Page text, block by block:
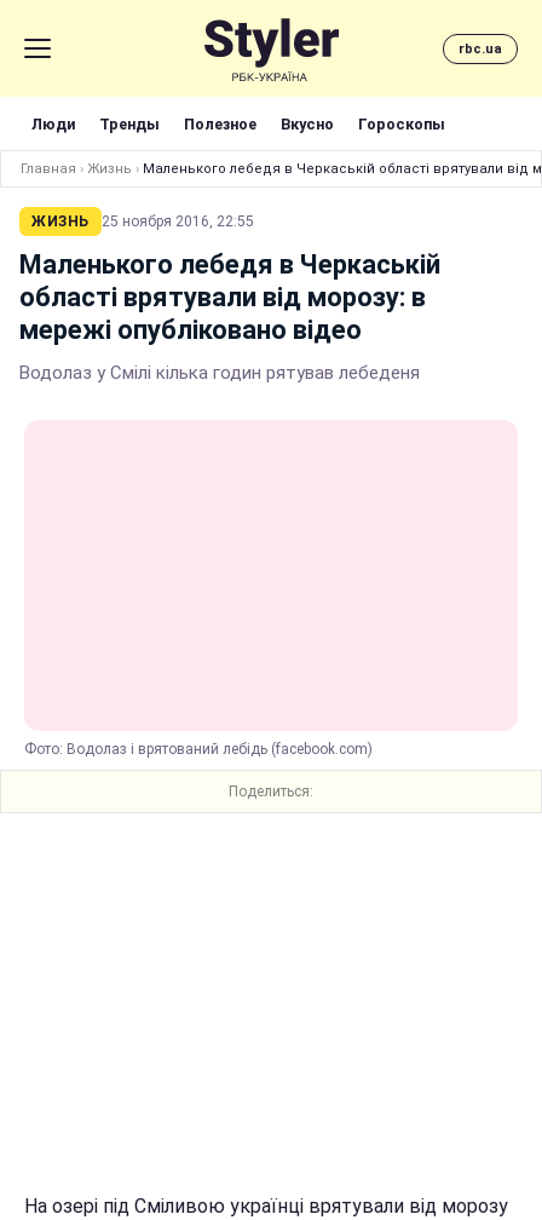
rbc.ua
Люди Тренды Полезное Вкусно Гороскопы
Главная › Жизнь › Маленького лебедя в Черкаській області врятували від
ЖИЗНЬ 25 ноября 2016, 22:55
Маленького лебедя в Черкаській
області врятували від морозу: в
мережі опубліковано відео
Водолаз у Смілі кілька годин рятував лебеденя
Фото: Водолаз і врятований лебідь (facebook.com)
Поделиться:
На озері під Сміливою українці врятували від морозу